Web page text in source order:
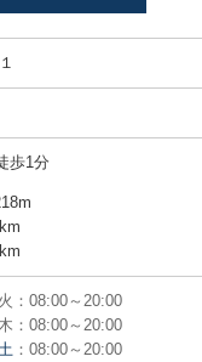
歩1分
火：08:00～20:00
木：08:00～20:00
土 ：08:00～20:00